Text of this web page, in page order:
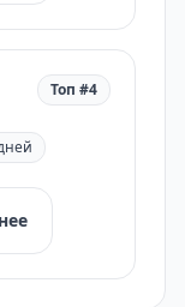
Топ #4